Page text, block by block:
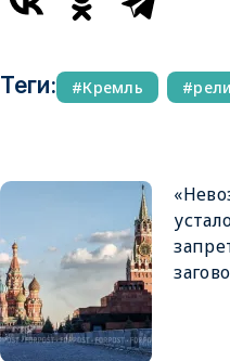
Теги: Кремль